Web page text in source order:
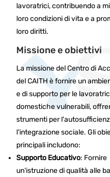
lavoratrici, contribuendo a
loro condizioni di vita e a
loro diritti.
Missione e obiettivi
La missione del Centro di
del CAITH è fornire un
e di supporto per le
domestiche vulnerabili,
strumenti per
l'integrazione sociale. Gli
principali includono:​
Supporto Educativo: Fornire
un'istruzione di qualità alle